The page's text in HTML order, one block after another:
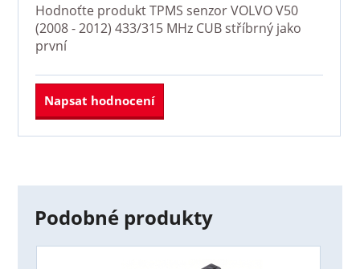
Hodnoťte produktTPMS senzor VOLVO V50
(2008 - 2012) 433/315 MHz CUB stříbrnýjako
první
Napsat hodnocení
Podobné produkty